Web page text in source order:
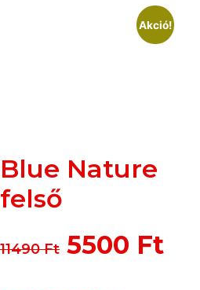
Akció!
Blue Nature
felső
11490Ft 5500 Ft